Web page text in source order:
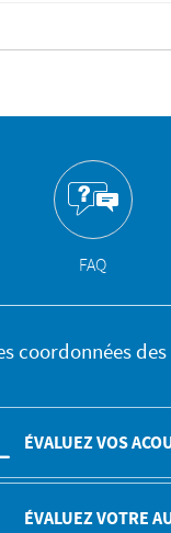
FAQ
coordonnées
ÉVALUEZ VOS
ÉVALUEZ VOTRE